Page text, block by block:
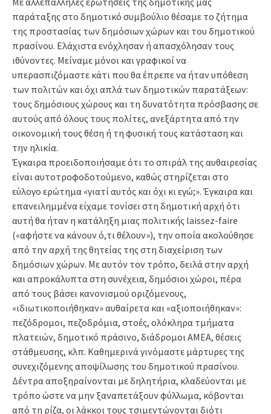
παράταξης στο δημοτικό συμβούλιο θέσαμε το ζήτημα
της προστασίας των δημόσιων χώρων και του δημοτικού
πρασίνου. Ελάχιστα ενόχλησαν ή απασχόλησαν τους
ιθύνοντες. Μείναμε μόνοι και γραφικοί να
υπερασπιζόμαστε κάτι που θα έπρεπε να ήταν υπόθεση
των πολιτών και όχι απλά των δημοτικών παρατάξεων:
τους δημόσιους χώρους και τη δυνατότητα πρόσβασης σε
αυτούς από όλους τους πολίτες, ανεξάρτητα από την
οικονομική τους θέση ή τη φυσική τους κατάσταση και
την ηλικία.
Έγκαιρα προειδοποιήσαμε ότι το σπιράλ της αυθαιρεσίας
είναι αυτοτροφοδοτούμενο, καθώς στηρίζεται στο
εύλογο ερώτημα «γιατί αυτός και όχι κι εγώ;». Έγκαιρα και
επανειλημμένα είχαμε τονίσει στη δημοτική αρχή ότι
αυτή θα ήταν η κατάληξη μιας πολιτικής laissez-faire
(«αφήστε να κάνουν ό,τι θέλουν»), την οποία ακολούθησε
από την αρχή της θητείας της στη διαχείριση των
δημόσιων χώρων. Με αυτόν τον τρόπο, δειλά στην αρχή
και απροκάλυπτα στη συνέχεια, δημόσιοι χώροι, πέρα
από τους βάσει κανονισμού οριζόμενους,
«ιδιωτικοποιήθηκαν» αυθαίρετα και «αξιοποιήθηκαν»:
πεζόδρομοι, πεζοδρόμια, στοές, ολόκληρα τμήματα
πλατειών, δημοτικό πράσινο, διάδρομοι ΑΜΕΑ, θέσεις
στάθμευσης, κλπ. Καθημερινά γινόμαστε μάρτυρες της
συνεχιζόμενης αποψίλωσης του δημοτικού πρασίνου.
Δέντρα αποξηραίνονται με δηλητήρια, κλαδεύονται με
τρόπο ώστε να μην ξαναπετάξουν φύλλωμα, κόβονται
από τη ρίζα, οι λάκκοι τους τσιμεντώνονται διότι